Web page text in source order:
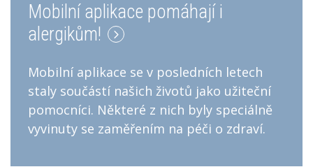
Mobilní aplikace pomáhají i
alergikům!
Mobilní aplikace se v posledních letech
staly součástí našich životů jako užiteční
pomocníci. Některé z nich byly speciálně
vyvinuty se zaměřením na péči o zdraví.